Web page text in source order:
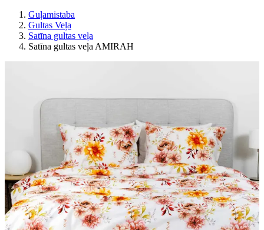
Guļamistaba
Gultas Veļa
Satīna gultas veļa
Satīna gultas veļa AMIRAH